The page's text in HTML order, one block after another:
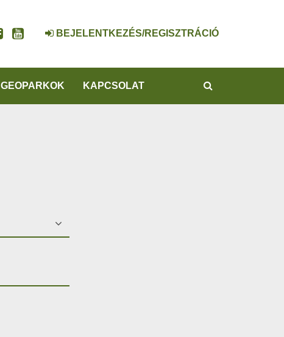
BEJELENTKEZÉS/REGISZTRÁCIÓ
GEOPARKOK KAPCSOLAT